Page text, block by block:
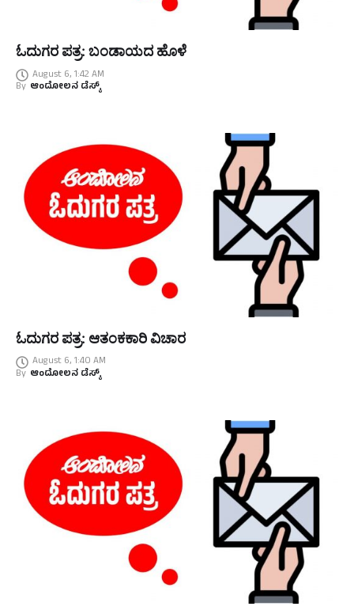
ಓದುಗರ ಪತ್ರ: ಬಂಡಾಯದ ಹೊಳೆ
August 6, 1:42 AM
By ಆಂದೋಲನ ಡೆಸ್ಕ್
ಓದುಗರ ಪತ್ರ: ಆತಂಕಕಾರಿ ವಿಚಾರ
August 6, 1:40 AM
By ಆಂದೋಲನ ಡೆಸ್ಕ್